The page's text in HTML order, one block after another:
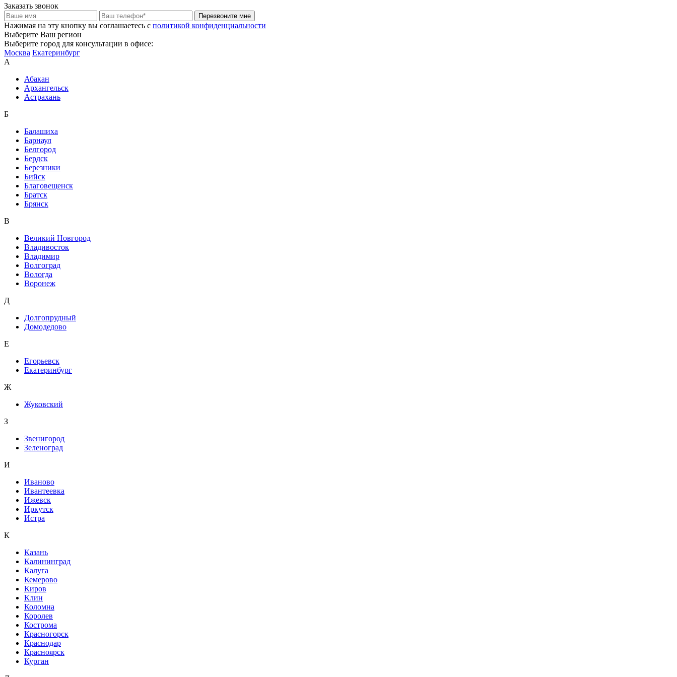
Заказать звонок
Перезвоните мне
Нажимая на эту кнопку вы соглашаетесь c политикой конфиденциальности
Выберите Ваш регион
Выберите город для консультации в офисе:
Москва Екатеринбург
А
Абакан
Архангельск
Астрахань
Б
Балашиха
Барнаул
Белгород
Бердск
Березники
Бийск
Благовещенск
Братск
Брянск
В
Великий Новгород
Владивосток
Владимир
Волгоград
Вологда
Воронеж
Д
Долгопрудный
Домодедово
Е
Егорьевск
Екатеринбург
Ж
Жуковский
З
Звенигород
Зеленоград
И
Иваново
Ивантеевка
Ижевск
Иркутск
Истра
К
Казань
Калининград
Калуга
Кемерово
Киров
Клин
Коломна
Королев
Кострома
Красногорск
Краснодар
Красноярск
Курган